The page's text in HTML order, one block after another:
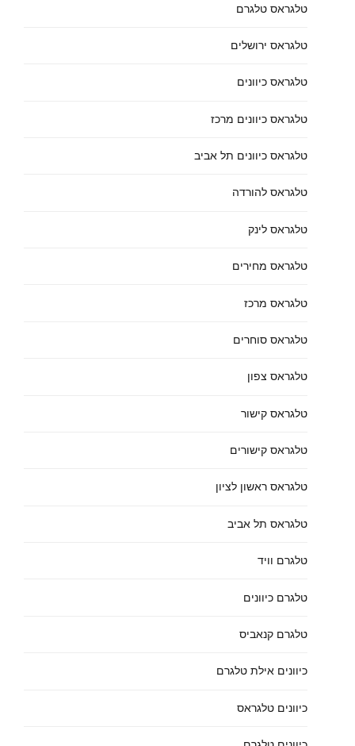
טלגראס טלגרם
טלגראס ירושלים
טלגראס כיוונים
טלגראס כיוונים מרכז
טלגראס כיוונים תל אביב
טלגראס להורדה
טלגראס לינק
טלגראס מחירים
טלגראס מרכז
טלגראס סוחרים
טלגראס צפון
טלגראס קישור
טלגראס קישורים
טלגראס ראשון לציון
טלגראס תל אביב
טלגרם וויד
טלגרם כיוונים
טלגרם קנאביס
כיוונים אילת טלגרם
כיוונים טלגראס